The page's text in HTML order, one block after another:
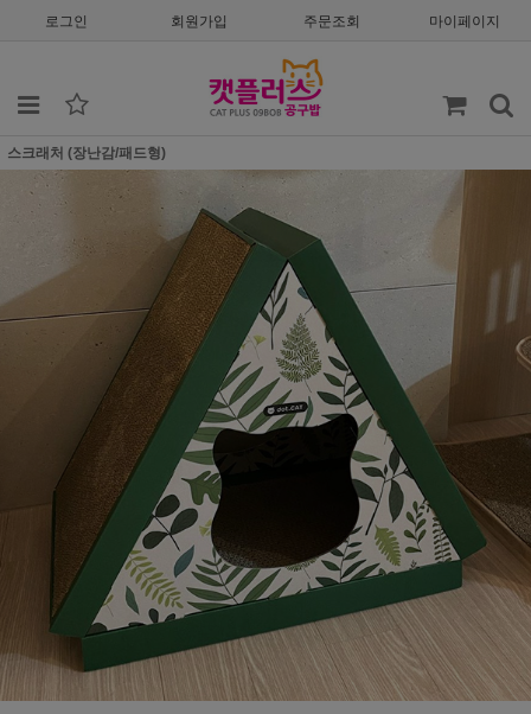
로그인 회원가입 주문조회 마이페이지
스크래처 (장난감/패드형)